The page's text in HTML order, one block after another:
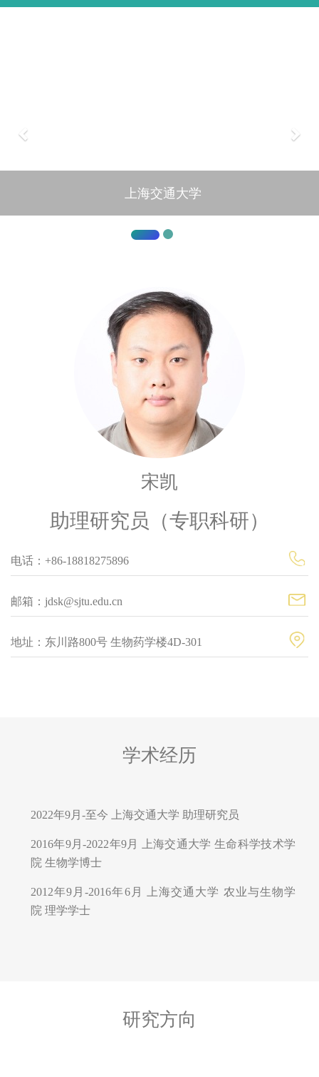
上海交通大学
宋凯
助理研究员（专职科研）
电话：+86-18818275896
邮箱：jdsk@sjtu.edu.cn
地址：东川路800号 生物药学楼4D-301
学术经历
2022年9月-至今 上海交通大学 助理研究员
2016年9月-2022年9月 上海交通大学 生命科学技术学
院 生物学博士
2012年9月-2016年6月 上海交通大学 农业与生物学
院 理学学士
研究方向